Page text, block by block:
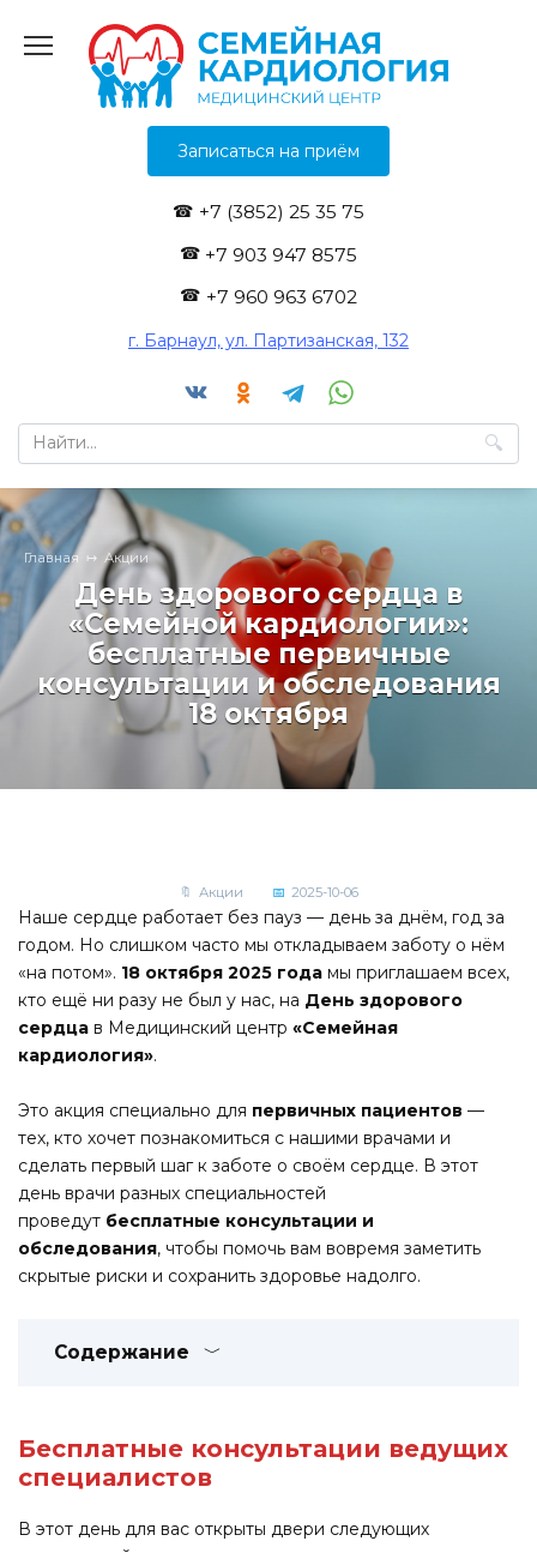
содержанию
Записаться на приём
+7 (3852) 25 35 75
+7 903 947 8575
+7 960 963 6702
г. Барнаул, ул. Партизанская, 132
Search
for:
Главная Акции
День здорового сердца в
«Семейной кардиологии»:
бесплатные первичные
консультации и обследования
18 октября
Акции 2025-10-06
Наше сердце работает без пауз — день за днём, год за
годом. Но слишком часто мы откладываем заботу о нём
«на потом». 18 октября 2025 года мы приглашаем всех,
кто ещё ни разу не был у нас, на День здорового
сердца в Медицинский центр «Семейная
кардиология».
Это акция специально для первичных пациентов —
тех, кто хочет познакомиться с нашими врачами и
сделать первый шаг к заботе о своём сердце. В этот
день врачи разных специальностей
проведут бесплатные консультации и
обследования, чтобы помочь вам вовремя заметить
скрытые риски и сохранить здоровье надолго.
Содержание
Бесплатные консультации ведущих
специалистов
В этот день для вас открыты двери следующих